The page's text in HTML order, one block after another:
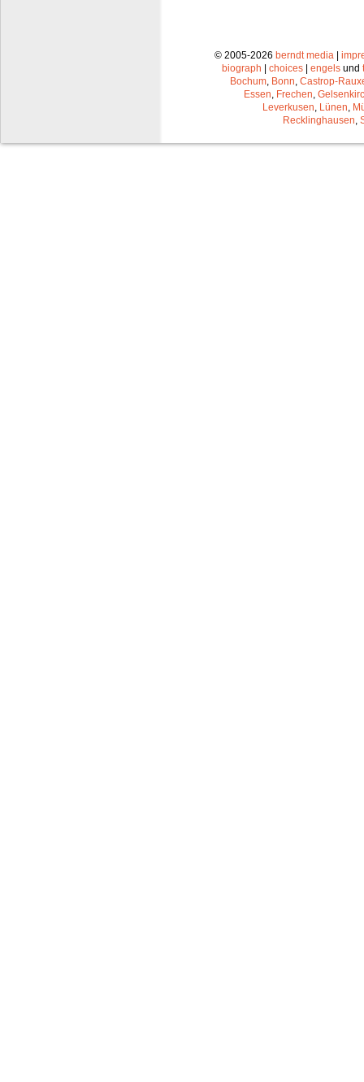
© 2005-2026 berndt media |
biograph | choices | engels und
Bochum Bonn Castrop-
Essen Frechen
Leverkusen Lünen
Recklinghausen